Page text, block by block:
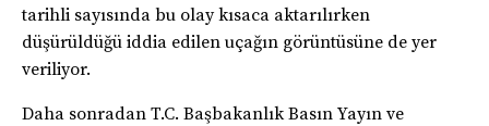
tarihli sayısında bu olay kısaca aktarılırken
düşürüldüğü iddia edilen uçağın görüntüsüne de yer
veriliyor.
Daha sonradan T.C. Başbakanlık Basın Yayın ve